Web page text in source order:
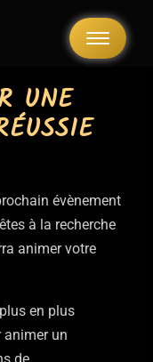
UNE
évènement
à la recherche
animer votre
en plus
animer un
de